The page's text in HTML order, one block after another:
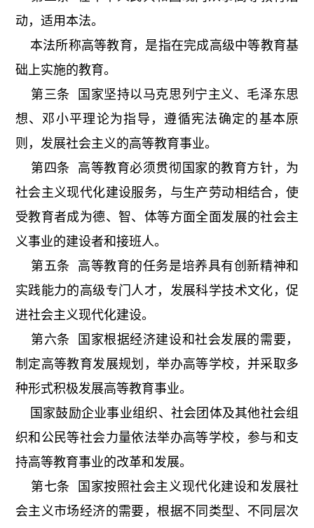
动，适用本法。
本法所称高等教育，是指在完成高级中等教育基
础上实施的教育。
第三条 国家坚持以马克思列宁主义、毛泽东思
想、邓小平理论为指导，遵循宪法确定的基本原
则，发展社会主义的高等教育事业。
第四条 高等教育必须贯彻国家的教育方针，为
社会主义现代化建设服务，与生产劳动相结合，使
受教育者成为德、智、体等方面全面发展的社会主
义事业的建设者和接班人。
第五条 高等教育的任务是培养具有创新精神和
实践能力的高级专门人才，发展科学技术文化，促
进社会主义现代化建设。
第六条 国家根据经济建设和社会发展的需要，
制定高等教育发展规划，举办高等学校，并采取多
种形式积极发展高等教育事业。
国家鼓励企业事业组织、社会团体及其他社会组
织和公民等社会力量依法举办高等学校，参与和支
持高等教育事业的改革和发展。
第七条 国家按照社会主义现代化建设和发展社
会主义市场经济的需要，根据不同类型、不同层次